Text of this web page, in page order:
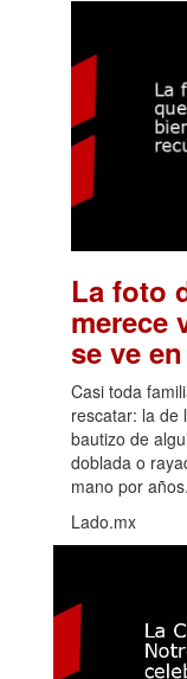
La foto
merece
se ve
Casi toda
rescatar: la de
bautizo de
doblada o
mano por años.
Lado.mx